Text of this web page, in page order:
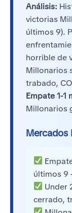
Análisis:
victorias
últimos 9).
horrible de
Millonarios
trabado,
Empate 1-
Millonarios
Mercados
últimos 9
Under
cerrado,